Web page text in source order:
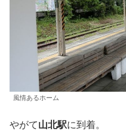
風情あるホーム
やがて山北駅に到着。